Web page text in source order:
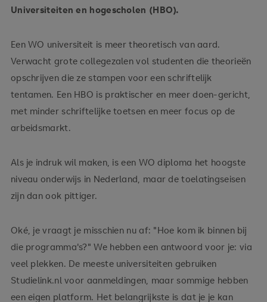
Universiteiten en hogescholen (HBO).
Een WO universiteit is meer theoretisch van aard.
Verwacht grote collegezalen vol studenten die theorieën
opschrijven die ze stampen voor een schriftelijk
tentamen. Een HBO is praktischer en meer doen-gericht,
met minder schriftelijke toetsen en meer focus op de
arbeidsmarkt.
Als je indruk wil maken, is een WO diploma het hoogste
niveau onderwijs in Nederland, maar de toelatingseisen
zijn dan ook pittiger.
Oké, je vraagt je misschien nu af: "Hoe kom ik binnen bij
die programma's?" We hebben een antwoord voor je: via
veel plekken. De meeste universiteiten gebruiken
Studielink.nl voor aanmeldingen, maar sommige hebben
een eigen platform. Het belangrijkste is dat je je kan